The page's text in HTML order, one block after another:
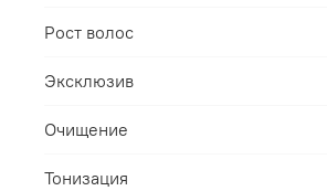
Рост волос
Эксклюзив
Очищение
Тонизация